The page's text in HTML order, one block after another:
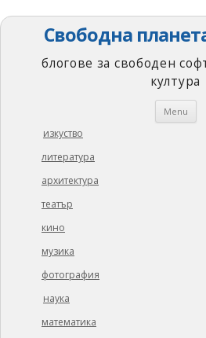
Свободна
блогове за свободен
култура
Menu
изкуство
литература
архитектура
театър
кино
музика
фотография
наука
математика